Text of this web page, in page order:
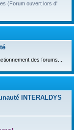
(Forum ouvert lors d'
des forums....
INTERALDYS